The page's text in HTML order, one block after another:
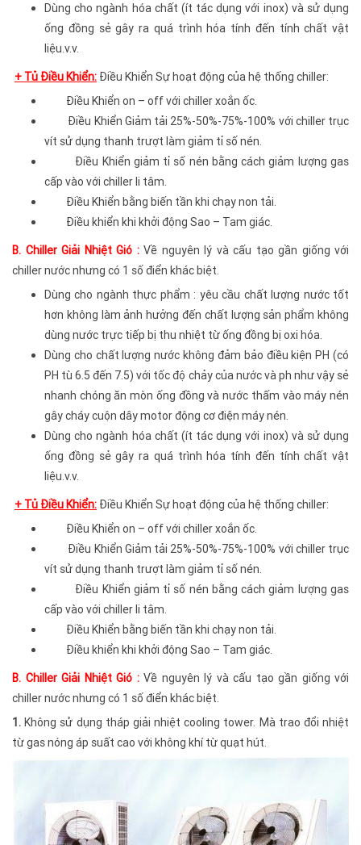
Dùng cho ngành hóa chất (ít tác dụng với inox) và sử dụng
ống đồng sẻ gây ra quá trình hóa tính đến tính chất vật
liệu.v.v.
+ Tủ Điều Khiển: Điều Khiển Sự hoạt động của hệ thống chiller:
Điều Khiển on – off với chiller xoắn ốc.
Điều Khiển Giảm tải 25%-50%-75%-100% với chiller trục
vít sử dụng thanh trượt làm giảm tỉ số nén.
Điều Khiển giảm tỉ số nén bằng cách giảm lượng gas
cấp vào với chiller li tâm.
Điều Khiển bằng biến tần khi chạy non tải.
Điều khiển khi khởi động Sao – Tam giác.
B. Chiller Giải Nhiệt Gió : Về nguyên lý và cấu tạo gần giống với
chiller nước nhưng có 1 số điển khác biệt.
Dùng cho ngành thực phẩm : yêu cầu chất lượng nước tốt
hơn không làm ảnh hưởng đến chất lượng sản phẩm không
dùng nước trực tiếp bị thu nhiệt từ ống đồng bị oxi hóa.
Dùng cho chất lượng nước không đảm bảo điều kiện PH (có
PH tù 6.5 đến 7.5) với tốc độ chảy của nước và ph như vậy sẻ
nhanh chóng ăn mòn ống đồng và nước thấm vào máy nén
gây cháy cuộn dây motor động cơ điện máy nén.
Dùng cho ngành hóa chất (ít tác dụng với inox) và sử dụng
ống đồng sẻ gây ra quá trình hóa tính đến tính chất vật
liệu.v.v.
+ Tủ Điều Khiển: Điều Khiển Sự hoạt động của hệ thống chiller:
Điều Khiển on – off với chiller xoắn ốc.
Điều Khiển Giảm tải 25%-50%-75%-100% với chiller trục
vít sử dụng thanh trượt làm giảm tỉ số nén.
Điều Khiển giảm tỉ số nén bằng cách giảm lượng gas
cấp vào với chiller li tâm.
Điều Khiển bằng biến tần khi chạy non tải.
Điều khiển khi khởi động Sao – Tam giác.
B. Chiller Giải Nhiệt Gió : Về nguyên lý và cấu tạo gần giống với
chiller nước nhưng có 1 số điển khác biệt.
1.Không sử dụng tháp giải nhiệt cooling tower. Mà trao đổi nhiệt
từ gas nóng áp suất cao với không khí từ quạt hút.